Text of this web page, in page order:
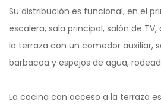
Su distribución es funcional, en el
escalera, sala principal, salón de
la terraza con un comedor auxiliar,
barbacoa y espejos de agua,
La cocina con acceso a la terraza